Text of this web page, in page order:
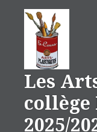
Les
collège
2025/